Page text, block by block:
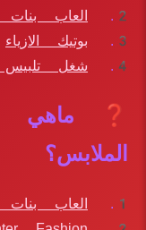
العاب
بوتيك الازياء
شغل تلبيس
❓ ماهي
الملابس؟
العاب